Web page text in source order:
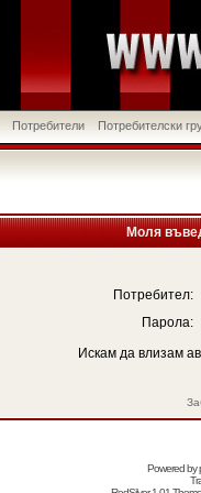
Потребители Потребителски
Моля
Потребител:
Парола:
Искам да влизам
Powered by